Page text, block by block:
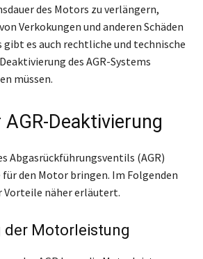
des Motors zu verlängern,
Verkokungen und anderen Schäden
es auch rechtliche und technische
des AGR-Systems
müssen.
Deaktivierung
Abgasrückführungsventils (AGR)
den Motor bringen. Im Folgenden
Vorteile näher erläutert.
der Motorleistung